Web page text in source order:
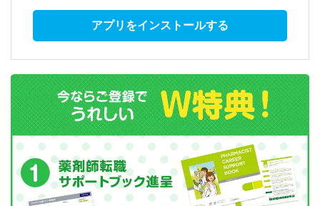
アプリをインストールする